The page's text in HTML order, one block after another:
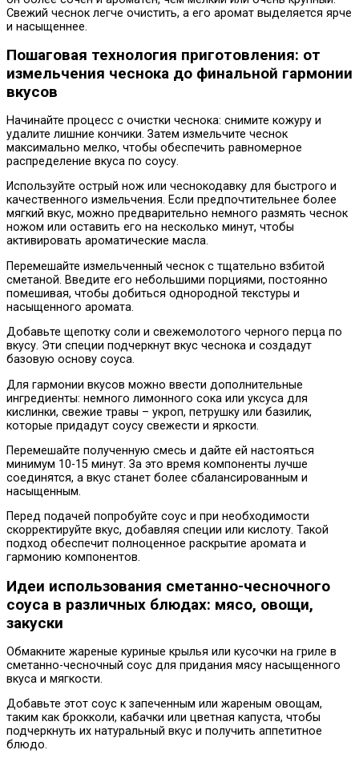
Свежий чеснок легче очистить, а его аромат выделяется ярче
и насыщеннее.
Пошаговая технология приготовления: от
измельчения чеснока до финальной гармонии
вкусов
Начинайте процесс с очистки чеснока: снимите кожуру и
удалите лишние кончики. Затем измельчите чеснок
максимально мелко, чтобы обеспечить равномерное
распределение вкуса по соусу.
Используйте острый нож или чеснокодавку для быстрого и
качественного измельчения. Если предпочтительнее более
мягкий вкус, можно предварительно немного размять чеснок
ножом или оставить его на несколько минут, чтобы
активировать ароматические масла.
Перемешайте измельченный чеснок с тщательно взбитой
сметаной. Введите его небольшими порциями, постоянно
помешивая, чтобы добиться однородной текстуры и
насыщенного аромата.
Добавьте щепотку соли и свежемолотого черного перца по
вкусу. Эти специи подчеркнут вкус чеснока и создадут
базовую основу соуса.
Для гармонии вкусов можно ввести дополнительные
ингредиенты: немного лимонного сока или уксуса для
кислинки, свежие травы – укроп, петрушку или базилик,
которые придадут соусу свежести и яркости.
Перемешайте полученную смесь и дайте ей настояться
минимум 10-15 минут. За это время компоненты лучше
соединятся, а вкус станет более сбалансированным и
насыщенным.
Перед подачей попробуйте соус и при необходимости
скорректируйте вкус, добавляя специи или кислоту. Такой
подход обеспечит полноценное раскрытие аромата и
гармонию компонентов.
Идеи использования сметанно-чесночного
соуса в различных блюдах: мясо, овощи,
закуски
Обмакните жареные куриные крылья или кусочки на гриле в
сметанно-чесночный соус для придания мясу насыщенного
вкуса и мягкости.
Добавьте этот соус к запеченным или жареным овощам,
таким как брокколи, кабачки или цветная капуста, чтобы
подчеркнуть их натуральный вкус и получить аппетитное
блюдо.